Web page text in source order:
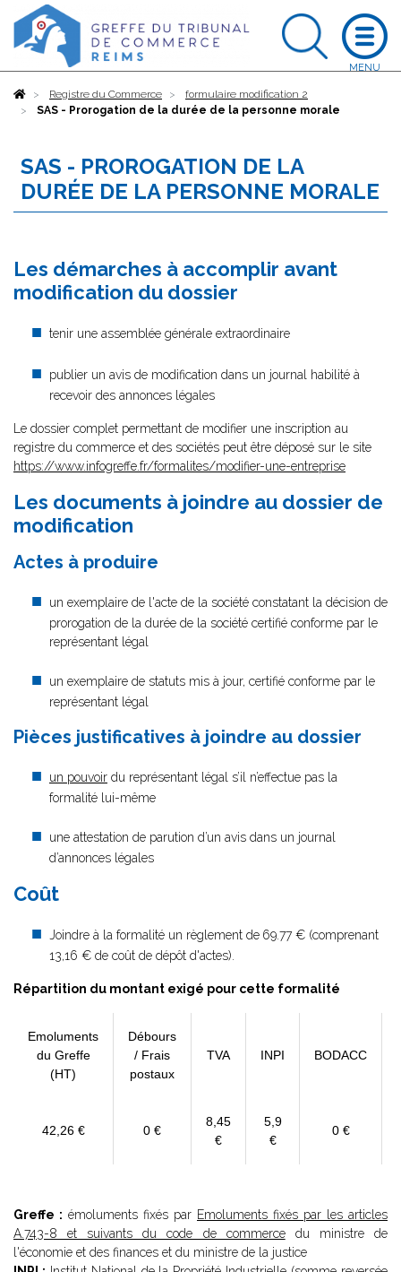
AccueilRegistre du Commerce
formulaire modification 2
SAS - Prorogation de la durée de la personne morale
SAS - PROROGATION DE LA
DURÉE DE LA PERSONNE MORALE
Les démarches à accomplir avant
modification du dossier
tenir une assemblée générale extraordinaire
publier un avis de modification dans un journal habilité à
recevoir des annonces légales
Le dossier complet permettant de modifier une inscription au
registre du commerce et des sociétés peut être déposé sur le site
https://www.infogreffe.fr/formalites/modifier-une-entreprise
Les documents à joindre au dossier de
modification
Actes à produire
un exemplaire de l'acte de la société constatant la décision de
prorogation de la durée de la société certifié conforme par le
représentant légal
un exemplaire de statuts mis à jour, certifié conforme par le
représentant légal
Pièces justificatives à joindre au dossier
un pouvoir du représentant légal s’il n’effectue pas la
formalité lui-même
une attestation de parution d’un avis dans un journal
d’annonces légales
Coût
Joindre à la formalité un règlement de 69.77 € (comprenant
13,16 € de coût de dépôt d'actes).
Répartition du montant exigé pour cette formalité
Emoluments
du Greffe
(HT)
Débours
/ Frais
postaux
TVA INPI BODACC
42,26 € 0 €
8,45
€
5,9
€
0 €
Greffe : émoluments fixés par Emoluments fixés par les articles
A.743-8 et suivants du code de commercedu ministre de
l'économie et des finances et du ministre de la justice